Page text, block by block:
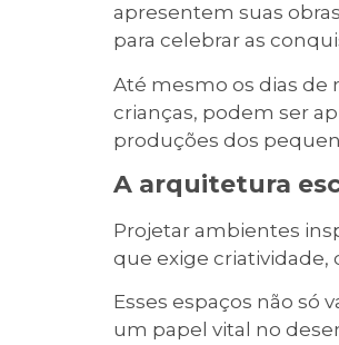
apresentem suas
para celebrar as
Até mesmo os dias de
crianças, podem ser
produções dos
A arquitetura
Projetar ambientes
que exige criatividade,
Esses espaços não só
um papel vital no